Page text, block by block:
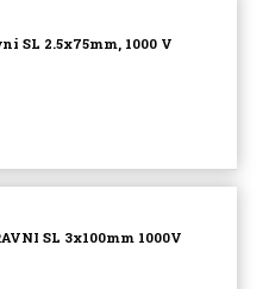
SL 2.5x75mm, 1000 V
SL 3x100mm 1000V